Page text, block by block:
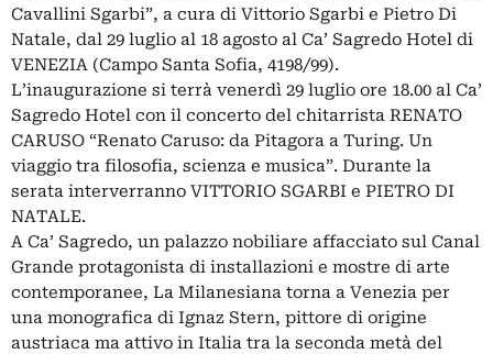
Cavallini Sgarbi”, a cura di Vittorio Sgarbi e Pietro Di
Natale, dal 29 luglio al 18 agosto al Ca’ Sagredo Hotel di
VENEZIA (Campo Santa Sofia, 4198/99).
L’inaugurazione si terrà venerdì 29 luglio ore 18.00 al Ca’
Sagredo Hotel con il concerto del chitarrista RENATO
CARUSO “Renato Caruso: da Pitagora a Turing. Un
viaggio tra filosofia, scienza e musica”. Durante la
serata interverranno VITTORIO SGARBI e PIETRO DI
NATALE.
A Ca’ Sagredo, un palazzo nobiliare affacciato sul Canal
Grande protagonista di installazioni e mostre di arte
contemporanee, La Milanesiana torna a Venezia per
una monografica di Ignaz Stern, pittore di origine
austriaca ma attivo in Italia tra la seconda metà del